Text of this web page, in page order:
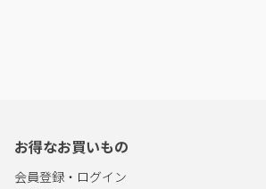
お得なお買いもの
会員登録・ログイン